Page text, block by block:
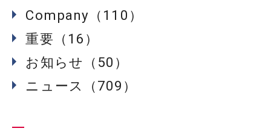
Company（110）
重要（16）
お知らせ（50）
ニュース（709）